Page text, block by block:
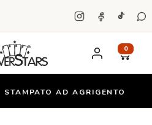
0
AD AGRIGENTO